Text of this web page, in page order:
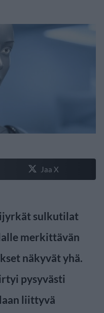
Jaa X
sulkutilat
merkittävän
näkyvät yhä.
pysyvästi
liittyvä